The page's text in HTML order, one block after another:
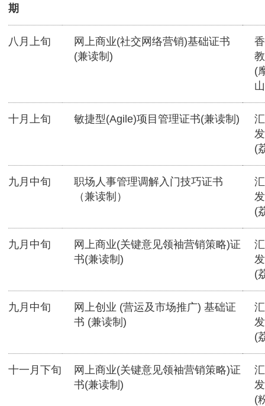
期
八月上旬
网上商业(社交网络营销)基础证书
(兼读制)
(
十月上旬 敏捷型(Agile)项目管理证书(兼读制)
(
九月中旬
职场人事管理调解入门技巧证书
（兼读制）
(
九月中旬
网上商业(关键意见领袖营销策略)证
书(兼读制)
(
九月中旬
网上创业 (营运及市场推广) 基础证
书 (兼读制)
(
十一月下旬
网上商业(关键意见领袖营销策略)证
书(兼读制)
(